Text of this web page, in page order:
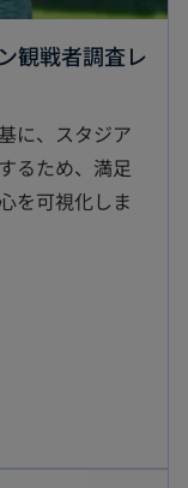
観戦者調査レ
に、スタジア
るため、満足
を可視化しま
新しいタブで開く